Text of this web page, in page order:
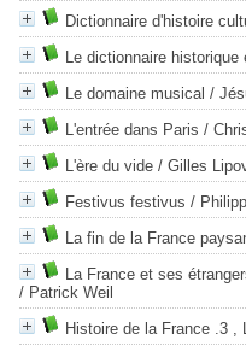
Dictionnaire d'histoire
Le dictionnaire
Le domaine musical /
L'entrée dans Paris /
L'ère du vide / Gilles
Festivus festivus /
La fin de la France
La France et ses
/ Patrick Weil
Histoire de la France .3 ,